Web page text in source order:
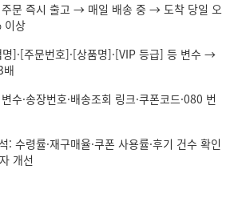
주문 즉시 출고 → 매일 배송 중 → 도착 당일 오
이상
]·[주문번호]·[상품명]·[VIP 등급] 등 변수 →
배
수·송장번호·배송조회 링크·쿠폰코드·080 번
: 수령률·재구매율·쿠폰 사용률·후기 건수 확인
개선